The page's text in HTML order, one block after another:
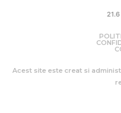
21.6
Acest site este creat si